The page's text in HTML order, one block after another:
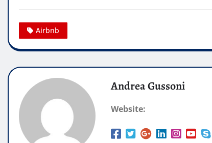
Airbnb
Andrea Gussoni
Website: